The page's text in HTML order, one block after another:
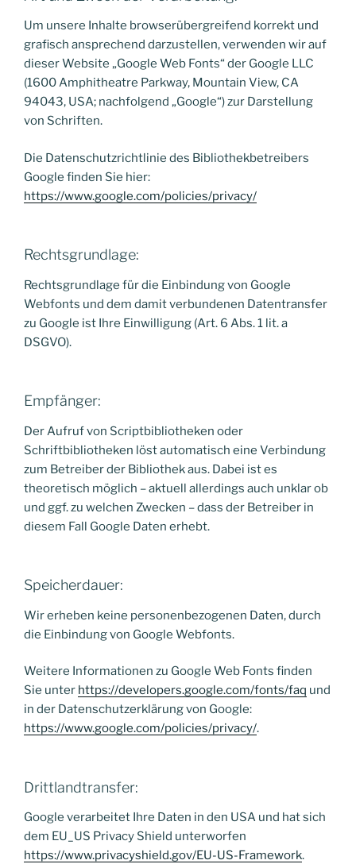
Um unsere Inhalte browserübergreifend korrekt und
grafisch ansprechend darzustellen, verwenden wir auf
dieser Website „Google Web Fonts“ der Google LLC
(1600 Amphitheatre Parkway, Mountain View, CA
94043, USA; nachfolgend „Google“) zur Darstellung
von Schriften.
Die Datenschutzrichtlinie des Bibliothekbetreibers
Google finden Sie hier:
https://www.google.com/policies/privacy/
Rechtsgrundlage:
Rechtsgrundlage für die Einbindung von Google
Webfonts und dem damit verbundenen Datentransfer
zu Google ist Ihre Einwilligung (Art. 6 Abs. 1 lit. a
DSGVO).
Empfänger:
Der Aufruf von Scriptbibliotheken oder
Schriftbibliotheken löst automatisch eine Verbindung
zum Betreiber der Bibliothek aus. Dabei ist es
theoretisch möglich – aktuell allerdings auch unklar ob
und ggf. zu welchen Zwecken – dass der Betreiber in
diesem Fall Google Daten erhebt.
Speicherdauer:
Wir erheben keine personenbezogenen Daten, durch
die Einbindung von Google Webfonts.
Weitere Informationen zu Google Web Fonts finden
Sie unter https://developers.google.com/fonts/faq und
in der Datenschutzerklärung von Google:
https://www.google.com/policies/privacy/.
Drittlandtransfer:
Google verarbeitet Ihre Daten in den USA und hat sich
dem EU_US Privacy Shield unterworfen
https://www.privacyshield.gov/EU-US-Framework.